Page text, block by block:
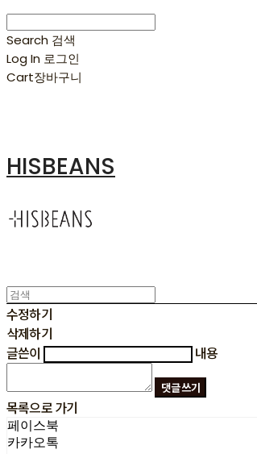
Search 검색
Log In 로그인
Cart장바구니
HISBEANS
수정하기
삭제하기
글쓴이
내용
댓글 쓰기
목록으로 가기
페이스북
카카오톡